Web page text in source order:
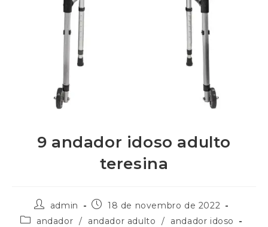
9 andador idoso adulto
teresina
admin
18 de novembro de 2022
andador / andador adulto /
andador idoso